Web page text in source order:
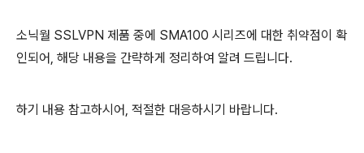
소닉월 SSLVPN 제품 중에 SMA100 시리즈에 대한 취약점이 확
인되어, 해당 내용을 간략하게 정리하여 알려 드립니다.
하기 내용 참고하시어, 적절한 대응하시기 바랍니다.